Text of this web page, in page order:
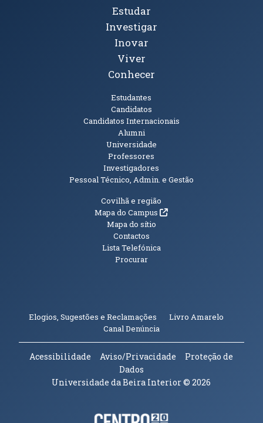
Tópicos Principais
Estudar
Investigar
Inovar
Viver
Conhecer
Estudantes
Candidatos
Candidatos Internacionais
Alumni
Universidade
Professores
Investigadores
Pessoal Técnico, Admin. e Gestão
Informações Adicionais
Covilhã e região
Mapa do Campus(abre em nova janela)
Mapa do sítio
Contactos
Lista Telefónica
Procurar
Elogios, Sugestões e Reclamações Livro Amarelo
Canal Denúncia(abre em nova janela)
Acessibilidade Aviso/Privacidade
Proteção de
Dados
Universidade da Beira Interior© 2026